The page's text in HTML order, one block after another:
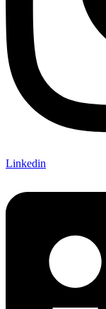
Linkedin